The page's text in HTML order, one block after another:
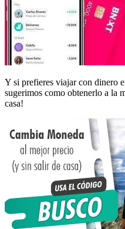
Y si prefieres viajar con dinero
sugerimos como obtenerlo a la
casa!